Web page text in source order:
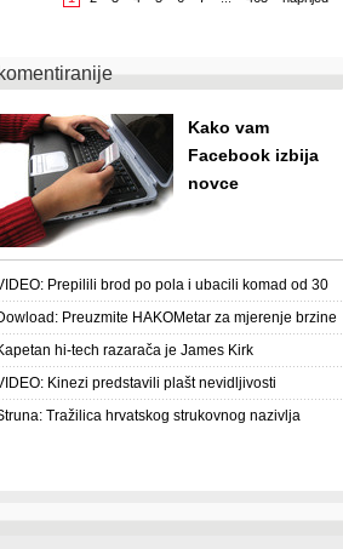
Kako vam
Facebook izbija
novce
Prepilili brod po pola i ubacili komad od 30
Preuzmite HAKOMetar za mjerenje brzine
hi-tech razarača je James Kirk
Kinezi predstavili plašt nevidljivosti
Tražilica hrvatskog strukovnog nazivlja